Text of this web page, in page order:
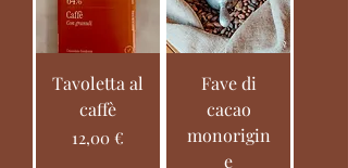
Tavoletta al
caffè
Prezzo
12,00 €
Fave di
cacao
monorigin
e